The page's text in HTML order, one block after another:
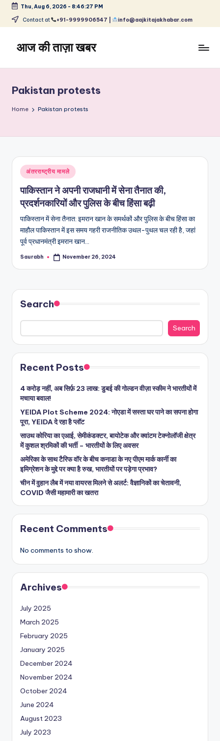
Skip
content
Thu, Aug 6, 2026 - 8:46:28 PM
Contact at +91-9999906547 | info@aajkitajakhabar.com
आज की ताज़ा खबर
ताज़ा
समाचार
–
और
विश्व
Pakistan protests
Home Pakistan protests
Posted
in
अंतरराष्ट्रीय मामले
पाकिस्तान ने अपनी राजधानी में सेना तैनात की,
प्रदर्शनकारियों और पुलिस के बीच हिंसा बढ़ी
पाकिस्तान में सेना तैनात: इमरान खान के समर्थकों और पुलिस के बीच हिंसा का
माहौल पाकिस्तान में इस समय गहरी राजनीतिक उथल-पुथल चल रही है, जहां
पूर्व प्रधानमंत्री इमरान खान…
Posted
Saurabh November 26, 2024
Search
Search
Recent Posts
4 करोड़ नहीं, अब सिर्फ़ 23 लाख: डुबई की गोल्डन वीज़ा स्कीम ने भारतीयों में
मचाया बवाल!
YEIDA Plot Scheme 2024: नोएडा में सस्ता घर पाने का सपना होगा
पूरा, YEIDA दे रहा है प्लॉट
साउथ कोरिया का एआई, सेमीकंडक्टर, बायोटेक और क्वांटम टेक्नोलॉजी क्षेत्र
में कुशल श्रमिकों की भर्ती – भारतीयों के लिए अवसर
अमेरिका के साथ टैरिफ वॉर के बीच कनाडा के नए पीएम मार्क कार्नी का
इमिग्रेशन के मुद्दे पर क्या है रुख, भारतीयों पर पड़ेगा प्रभाव?
चीन में वुहान लैब में नया वायरस मिलने से अलर्ट: वैज्ञानिकों का चेतावनी,
COVID जैसी महामारी का खतरा
Recent Comments
No comments to show.
Archives
July 2025
March 2025
February 2025
January 2025
December 2024
November 2024
October 2024
June 2024
August 2023
July 2023